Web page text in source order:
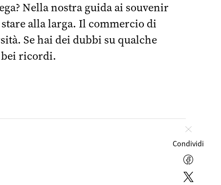
Nella nostra guida ai souvenir
alla larga. Il commercio di
Se hai dei dubbi su qualche
bei ricordi.
Chiudi
Condividi
Twitter